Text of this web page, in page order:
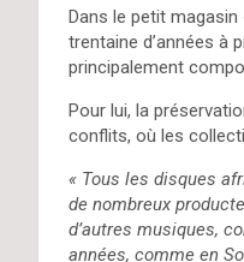
Dans le petit magasin
trentaine d’années à
principalement
Pour lui, la
conflits, où les
« Tous les disques
de nombreux
d’autres musiques,
années, comme en